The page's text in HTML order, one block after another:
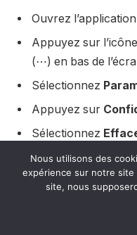
Ouvrez l’application
Appuyez sur
(⋯) en bas de
Sélectionnez
Appuyez sur
Sélectionnez
Choisissez les
Cookies, Cache,
Nous utilisons des
expérience sur notre
site, nous